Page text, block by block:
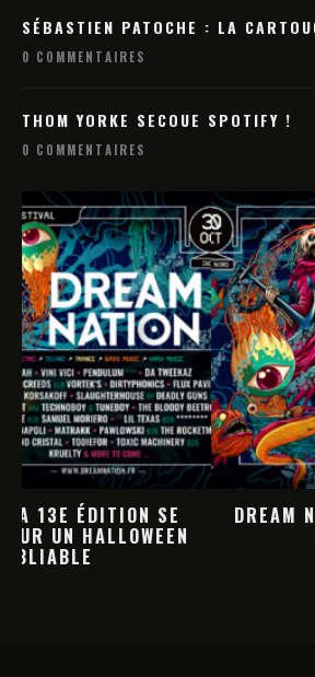
SÉBASTIEN PATOCHE : LA
0 COMMENTAIRES
THOM YORKE SECOUE SPOTIFY !
0 COMMENTAIRES
DREAM NATION 2026 : LA
HALLOWEEN PREND